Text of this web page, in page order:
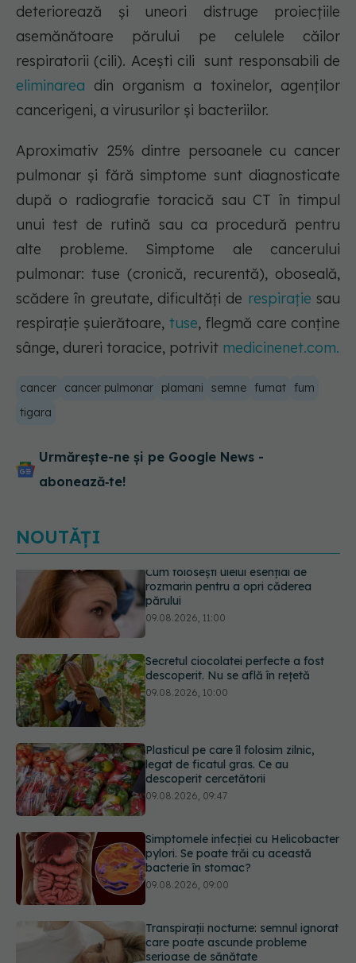
deteriorează și uneori distruge proiecțiile
asemănătoare părului pe celulele căilor
respiratorii (cili). Acești cili sunt responsabili de
eliminarea din organism a toxinelor, agenților
cancerigeni, a virusurilor și bacteriilor.
Aproximativ 25% dintre persoanele cu cancer
pulmonar și fără simptome sunt diagnosticate
după o radiografie toracică sau CT în timpul
unui test de rutină sau ca procedură pentru
alte probleme. Simptome ale cancerului
pulmonar: tuse (cronică, recurentă), oboseală,
scădere în greutate, dificultăți de respirație sau
respirație șuierătoare, tuse, flegmă care conține
sânge, dureri toracice, potrivit medicinenet.com.
cancer cancer pulmonar plamani semne fumat fum
tigara
Urmărește-ne și pe Google News -
abonează‑te!
NOUTĂȚI
Secretul ciocolatei perfecte a fost
descoperit. Nu se află în rețetă
09.08.2026, 10:00
Plasticul pe care îl folosim zilnic,
legat de ficatul gras. Ce au
Simptomele infecției cu Helicobacter
pylori. Se poate trăi cu această
bacterie în stomac?
Transpirații nocturne: semnul ignorat
care poate ascunde probleme
serioase de sănătate
Cum folosești uleiul esențial de